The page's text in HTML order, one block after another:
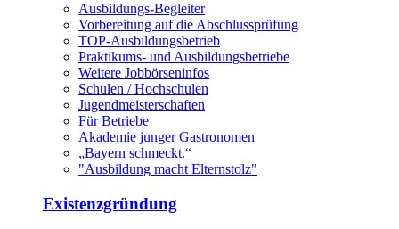
Ausbildungs-Begleiter
Vorbereitung auf die Abschlussprüfung
TOP-Ausbildungsbetrieb
Praktikums- und Ausbildungsbetriebe
Weitere Jobbörseninfos
Schulen / Hochschulen
Jugendmeisterschaften
Für Betriebe
Akademie junger Gastronomen
„Bayern schmeckt.“
"Ausbildung macht Elternstolz"
Existenzgründung